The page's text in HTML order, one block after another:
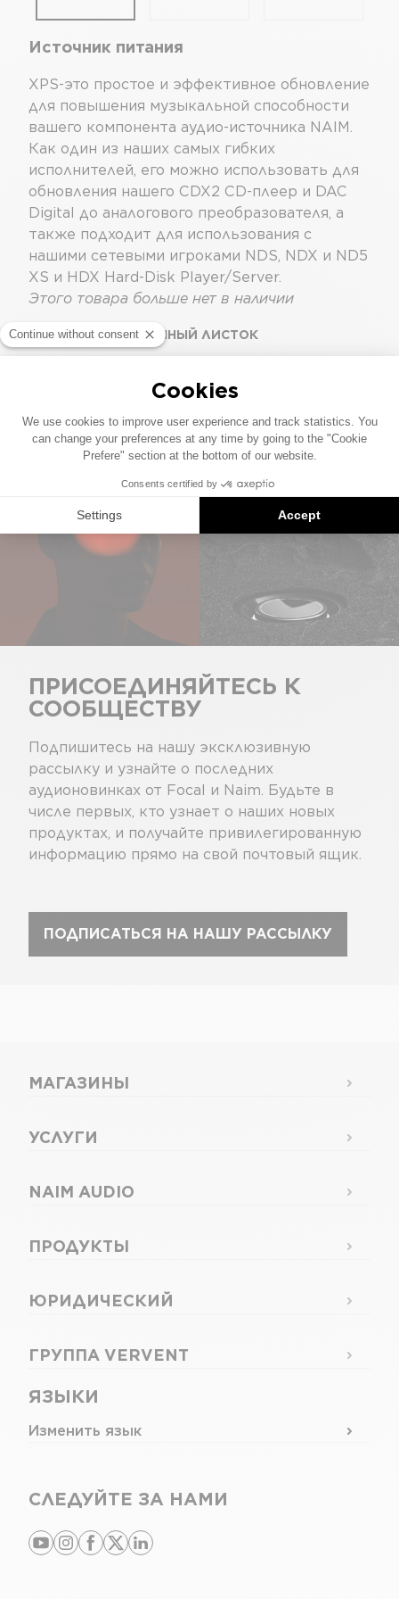
Источник питания
XPS-это простое и эффективное обновление
для повышения музыкальной способности
вашего компонента аудио-источника NAIM.
Как один из наших самых гибких
исполнителей, его можно использовать для
обновления нашего CDX2 CD-плеер и DAC
Digital до аналогового преобразователя, а
также подходит для использования с
нашими сетевыми игроками NDS, NDX и ND5
XS и HDX Hard-Disk Player/Server.
Этого товара больше нет в наличии
ИНФОРМАЦИОННЫЙ ЛИСТОК
ПРИСОЕДИНЯЙТЕСЬ К
СООБЩЕСТВУ
Подпишитесь на нашу эксклюзивную
рассылку и узнайте о последних
аудионовинках от Focal и Naim. Будьте в
числе первых, кто узнает о наших новых
продуктах, и получайте привилегированную
информацию прямо на свой почтовый ящик.
ПОДПИСАТЬСЯ НА НАШУ РАССЫЛКУ
ЯЗЫКИ
Изменить язык
СЛЕДУЙТЕ ЗА НАМИ
youtube
instagram
facebook
x linkedin
МАГАЗИНЫ
УСЛУГИ
NAIM AUDIO
ПРОДУКТЫ
ЮРИДИЧЕСКИЙ
ГРУППА VERVENT